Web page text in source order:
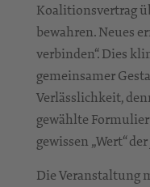
Koalitionsvertrag
bewahren. Neues
verbinden“. Dies
gemeinsamer
Verlässlichkeit,
gewählte
gewissen „Wert“
Die Veranstaltung